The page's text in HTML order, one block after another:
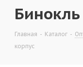
Главная - Каталог -
корпус